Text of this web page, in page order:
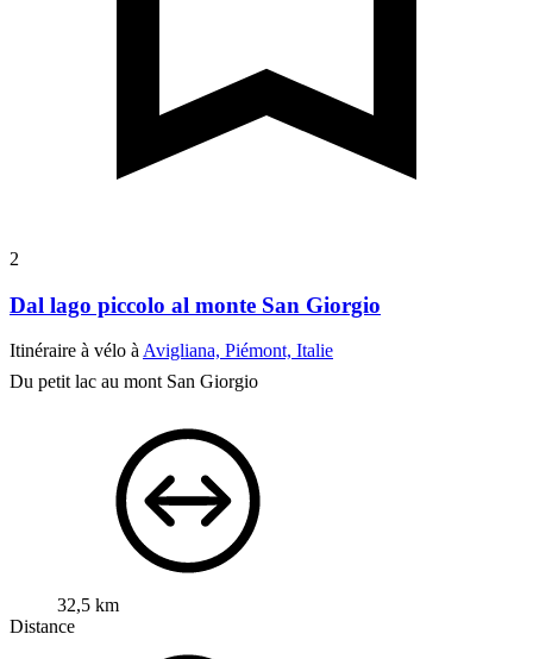
2
Dal lago piccolo al monte San Giorgio
Itinéraire à vélo à Avigliana, Piémont, Italie
Du petit lac au mont San Giorgio
32,5 km
Distance